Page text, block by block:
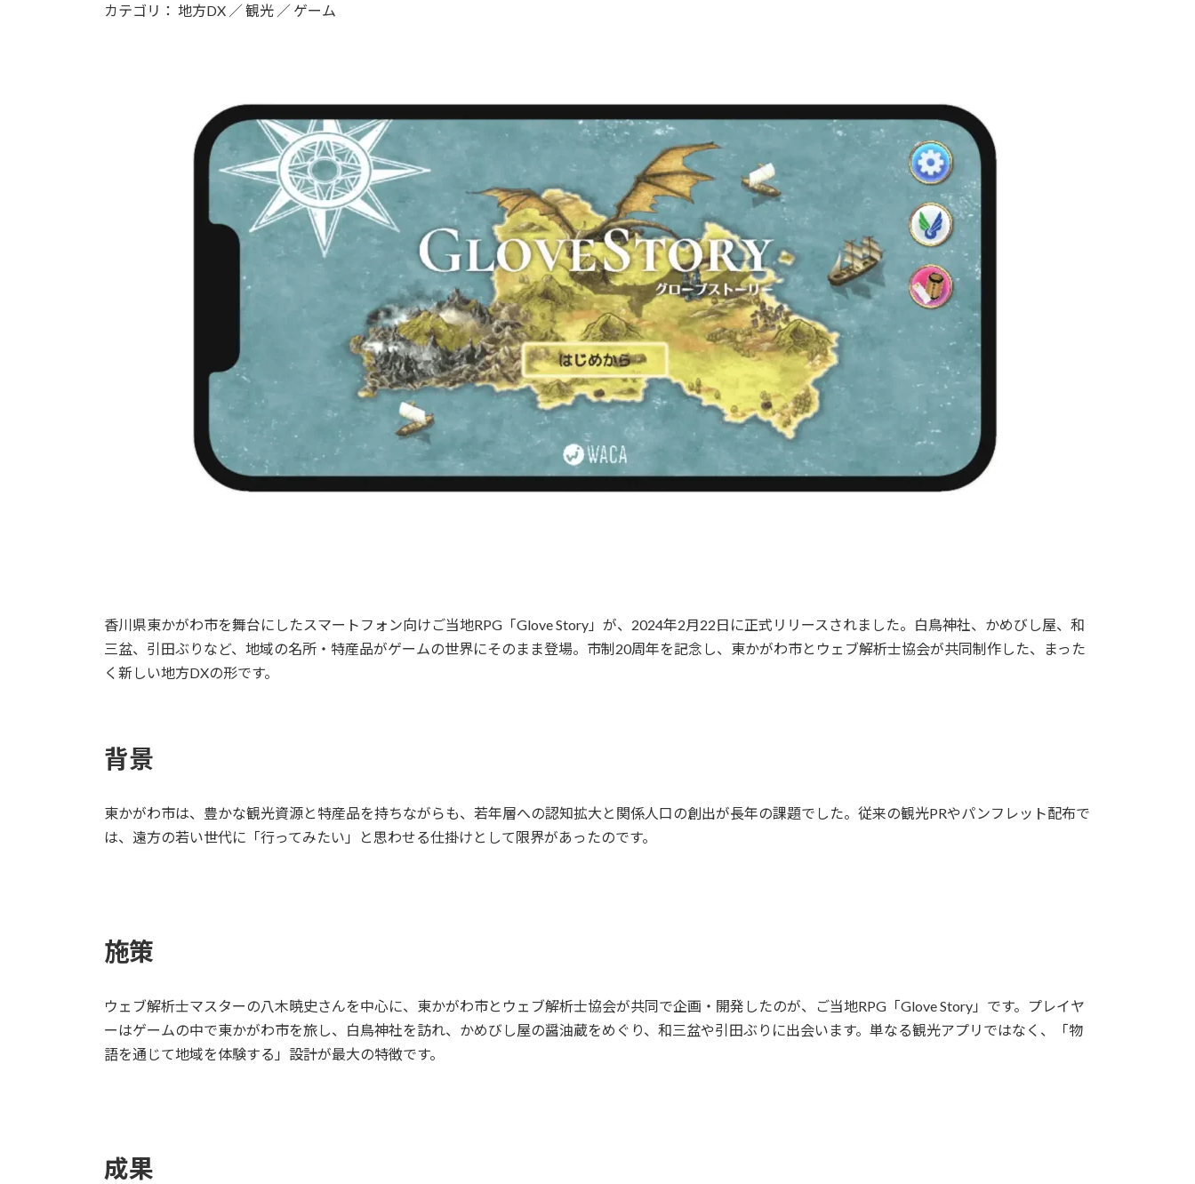
カテゴリ： 地方DX ／ 観光 ／ ゲーム
香川県東かがわ市を舞台にしたスマートフォン向けご当地RPG「Glove Story」が、2024年2月22日に正式リリースされました。白鳥神社、かめびし屋、和
三盆、引田ぶりなど、地域の名所・特産品がゲームの世界にそのまま登場。市制20周年を記念し、東かがわ市とウェブ解析士協会が共同制作した、まった
く新しい地方DXの形です。
背景
東かがわ市は、豊かな観光資源と特産品を持ちながらも、若年層への認知拡大と関係人口の創出が長年の課題でした。従来の観光PRやパンフレット配布で
は、遠方の若い世代に「行ってみたい」と思わせる仕掛けとして限界があったのです。
施策
ウェブ解析士マスターの八木暁史さんを中心に、東かがわ市とウェブ解析士協会が共同で企画・開発したのが、ご当地RPG「Glove Story」です。プレイヤ
ーはゲームの中で東かがわ市を旅し、白鳥神社を訪れ、かめびし屋の醤油蔵をめぐり、和三盆や引田ぶりに出会います。単なる観光アプリではなく、「物
語を通じて地域を体験する」設計が最大の特徴です。
成果